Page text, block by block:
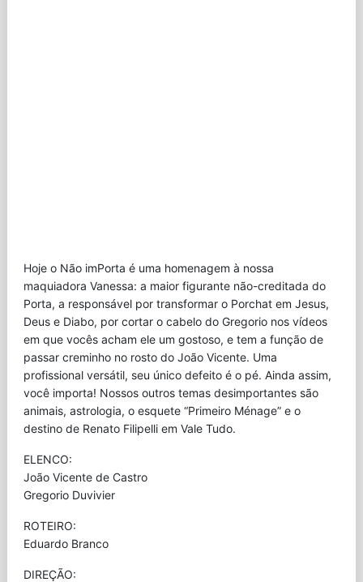
Hoje o Não imPorta é uma homenagem à nossa
maquiadora Vanessa: a maior figurante não-creditada do
Porta, a responsável por transformar o Porchat em Jesus,
Deus e Diabo, por cortar o cabelo do Gregorio nos vídeos
em que vocês acham ele um gostoso, e tem a função de
passar creminho no rosto do João Vicente. Uma
profissional versátil, seu único defeito é o pé. Ainda assim,
você importa! Nossos outros temas desimportantes são
animais, astrologia, o esquete “Primeiro Ménage” e o
destino de Renato Filipelli em Vale Tudo.
ELENCO:
João Vicente de Castro
Gregorio Duvivier
ROTEIRO:
Eduardo Branco
DIREÇÃO: